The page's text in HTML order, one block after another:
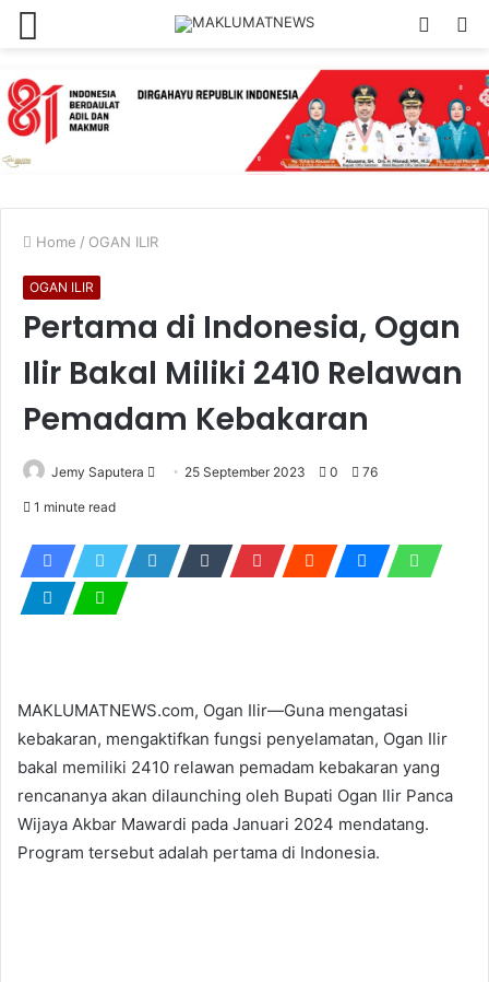
Log
Home / OGAN ILIR
OGAN ILIR
Pertama di Indonesia, Ogan
Ilir Bakal Miliki 2410 Relawan
Pemadam Kebakaran
Jemy Saputera
Send 25 September 2023 0 76
1 minute read
MAKLUMATNEWS.com, Ogan Ilir—Guna mengatasi
kebakaran, mengaktifkan fungsi penyelamatan, Ogan Ilir
bakal memiliki 2410 relawan pemadam kebakaran yang
rencananya akan dilaunching oleh Bupati Ogan Ilir Panca
Wijaya Akbar Mawardi pada Januari 2024 mendatang.
Program tersebut adalah pertama di Indonesia.